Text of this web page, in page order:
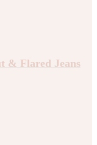
& Flared Jeans